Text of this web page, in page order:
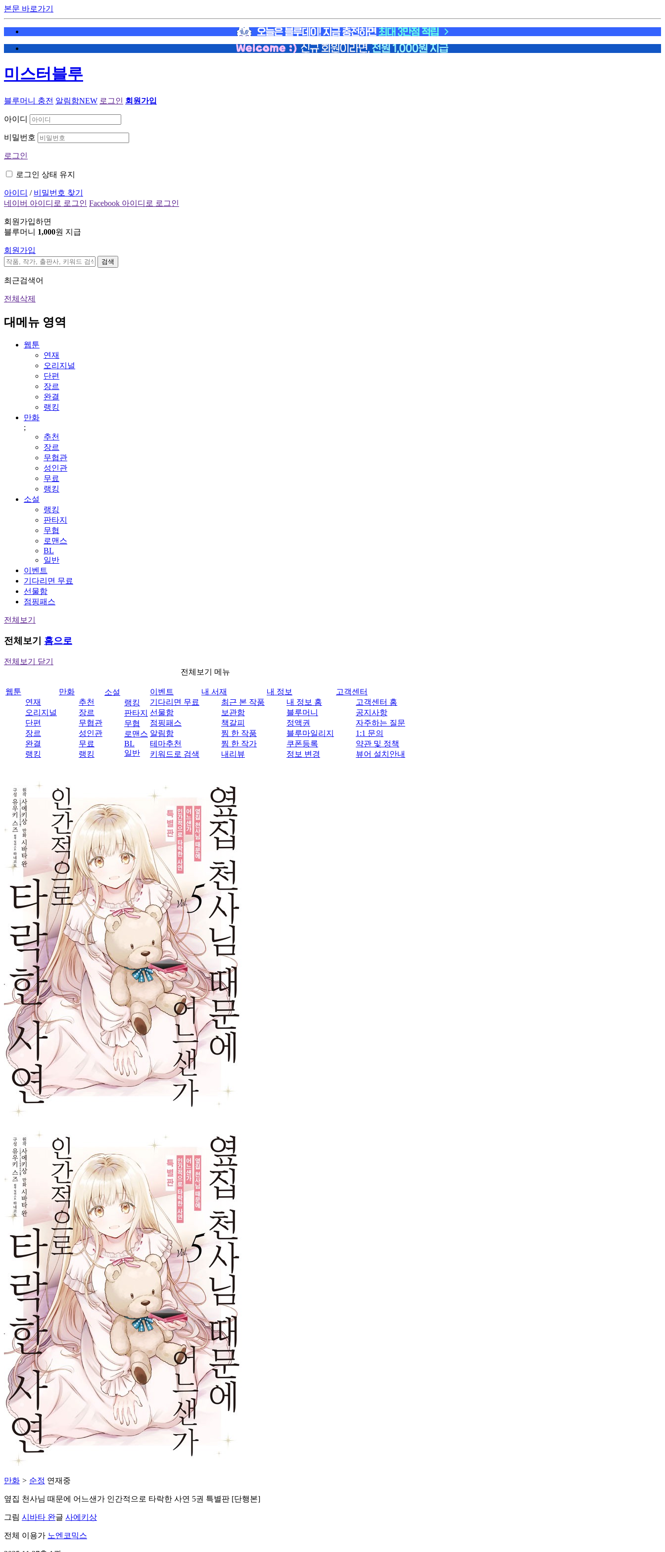
본문 바로가기
미스터블루
블루머니 충전 알림함NEW 로그인 회원가입
아이디
비밀번호
로그인
로그인 상태 유지
아이디 / 비밀번호 찾기
네이버 아이디로 로그인 Facebook 아이디로 로그인
회원가입하면
블루머니 1,000원 지급
회원가입
검색
최근검색어
전체삭제
대메뉴 영역
웹툰
연재
오리지널
단편
장르
완결
랭킹
만화
;
추천
장르
무협관
성인관
무료
랭킹
소설
랭킹
판타지
무협
로맨스
BL
일반
이벤트
기다리면 무료
선물함
점핑패스
전체보기
전체보기 홈으로
전체보기 닫기
전체보기 메뉴
웹툰
연재
오리지널
단편
장르
완결
랭킹
만화
추천
장르
무협관
성인관
무료
랭킹
소설
랭킹
판타지
무협
로맨스
BL
일반
이벤트
기다리면 무료
선물함
점핑패스
알림함
테마추천
키워드로 검색
내 서재
최근 본 작품
보관함
책갈피
찜 한 작품
찜 한 작가
내리뷰
내 정보
내 정보 홈
블루머니
정액권
블루마일리지
쿠폰등록
정보 변경
고객센터
고객센터 홈
공지사항
자주하는 질문
1:1 문의
약관 및 정책
뷰어 설치안내
만화 > 순정 연재중
옆집 천사님 때문에 어느샌가 인간적으로 타락한 사연 5권 특별판 [단행본]
그림 시바타 완글 사에키상
전체 이용가 노엔코믹스